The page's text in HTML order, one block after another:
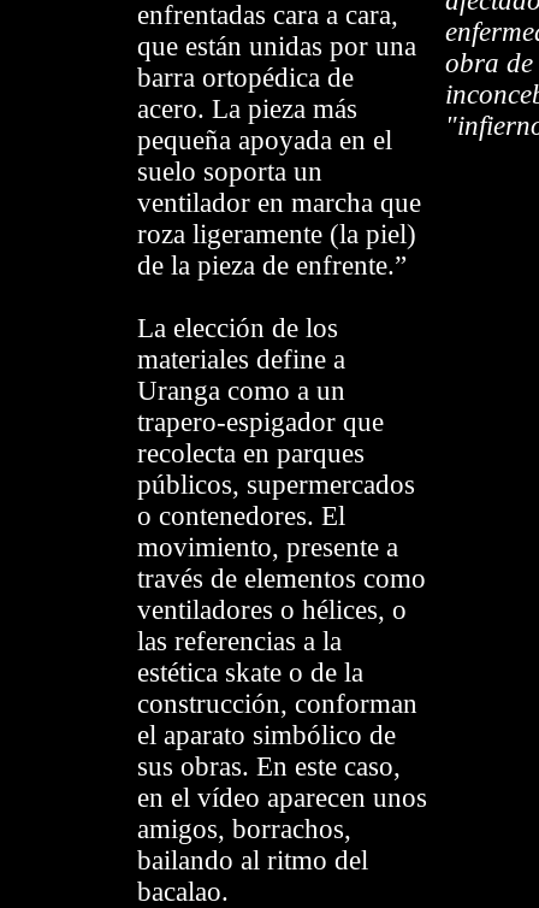
enfrentadas cara a cara,
que están unidas por una
barra ortopédica de
acero. La pieza más
pequeña apoyada en el
suelo soporta un
ventilador en marcha que
roza ligeramente (la piel)
de la pieza de enfrente.”
La elección de los
materiales define a
Uranga como a un
trapero-espigador que
recolecta en parques
públicos, supermercados
o contenedores. El
movimiento, presente a
través de elementos como
ventiladores o hélices, o
las referencias a la
estética skate o de la
construcción, conforman
el aparato simbólico de
sus obras. En este caso,
en el vídeo aparecen unos
amigos, borrachos,
bailando al ritmo del
bacalao.
obra de